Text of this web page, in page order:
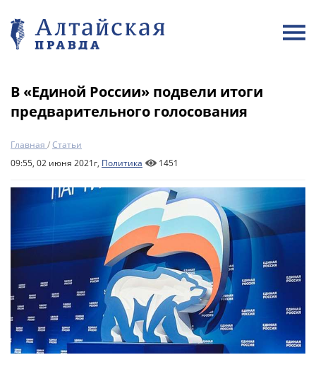
В «Единой России» подвели итоги
предварительного голосования
Главная /Статьи
09:55, 02 июня 2021г, Политика 1451